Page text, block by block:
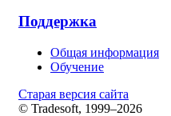
Поддержка
Общая информация
Обучение
Старая версия сайта
© Tradesoft, 1999–2026